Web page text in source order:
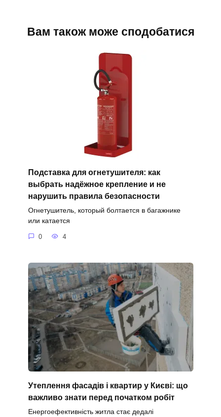
Вам також може сподобатися
Подставка для огнетушителя: как
выбрать надёжное крепление и не
нарушить правила безопасности
Огнетушитель, который болтается в багажнике
или катается
0 4
Утеплення фасадів і квартир у Києві: що
важливо знати перед початком робіт
Енергоефективність житла стає дедалі